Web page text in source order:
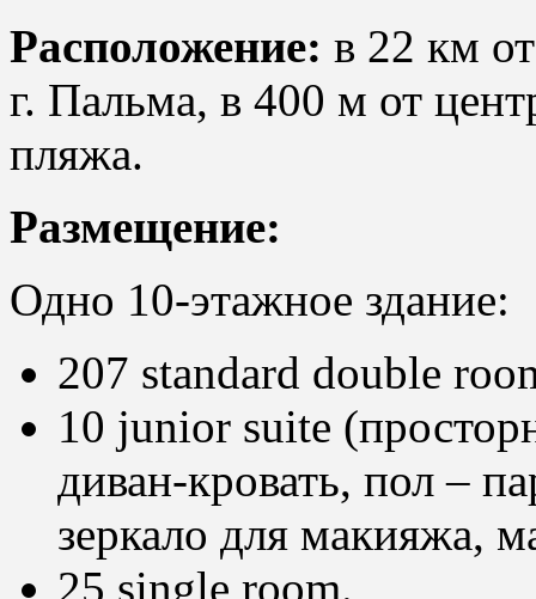
Расположение: в 22 км
г. Пальма, в 400 м от
пляжа.
Размещение:
Одно 10-этажное здание:
207 standard double
10 junior suite
диван-кровать, пол –
зеркало для макияжа,
25 single room.